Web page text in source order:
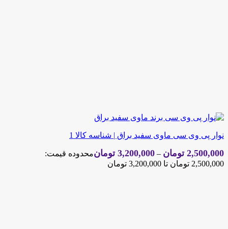
نوار پی وی سی ماوی سفید براق | شناسه کالا 1
2,500,000 تومان –
3,200,000 تومانمحدوده قیمت:
2,500,000 تومان تا 3,200,000 تومان